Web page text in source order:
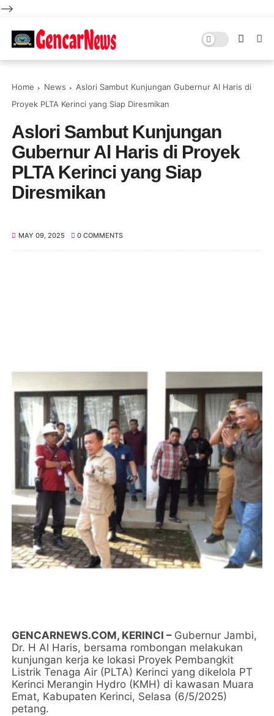
-->
Home News
Aslori Sambut Kunjungan Gubernur Al Haris di
Proyek PLTA Kerinci yang Siap Diresmikan
Aslori Sambut Kunjungan
Gubernur Al Haris di Proyek
PLTA Kerinci yang Siap
Diresmikan
MAY 09, 2025 0 COMMENTS
GENCARNEWS.COM, KERINCI – Gubernur Jambi,
Dr. H Al Haris, bersama rombongan melakukan
kunjungan kerja ke lokasi Proyek Pembangkit
Listrik Tenaga Air (PLTA) Kerinci yang dikelola PT
Kerinci Merangin Hydro (KMH) di kawasan Muara
Emat, Kabupaten Kerinci, Selasa (6/5/2025)
petang.